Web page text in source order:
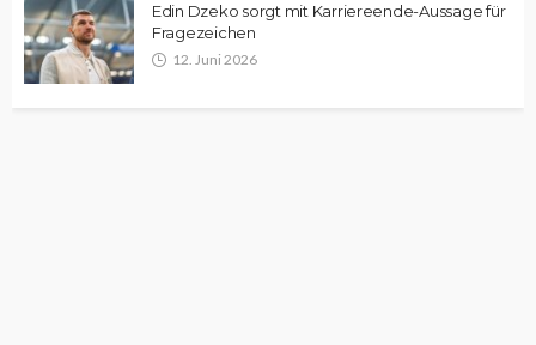
Edin Dzeko sorgt mit Karriereende-Aussage für
Fragezeichen
12. Juni 2026